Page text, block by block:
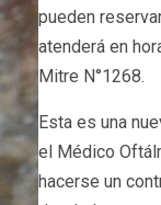
pueden
atenderá en
Mitre N°1268.
Esta es una
el Médico
hacerse un